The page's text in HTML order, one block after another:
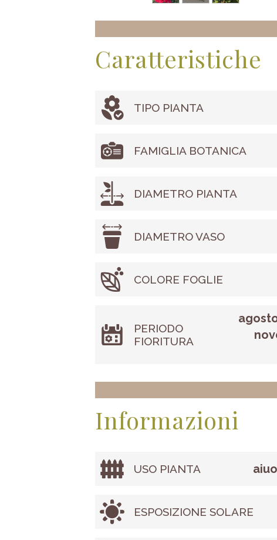
Caratteristiche
TIPO PIANTA
FAMIGLIA BOTANICA
DIAMETRO PIANTA
DIAMETRO VASO
COLORE FOGLIE
PERIODO
FIORITURA
Informazioni
USO PIANTA
ESPOSIZIONE SOLARE